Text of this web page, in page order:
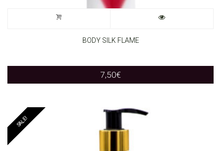
BODY SILK FLAME
7,50€
SALE!